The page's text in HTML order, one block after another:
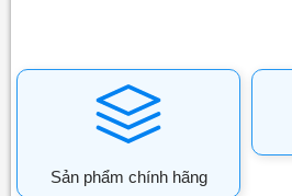
Sản phẩm chính hãng